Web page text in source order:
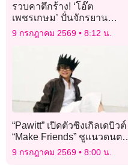
รวบคาตึกร้าง! ‘โอ๊ต
เพชรเกษม’ ปั่นจักรยาน
กบดาน หลังตัดสายไฟเมน
ชาวบ้านขายประทังชีวิต
9 กรกฎาคม 2569 8:12 น.
“Pawitt” เปิดตัวซิงเกิลเดบิวต์
“Make Friends” ชูแนวดนตรี
Soul-Disco ยุค 70’s
9 กรกฎาคม 2569 8:00 น.